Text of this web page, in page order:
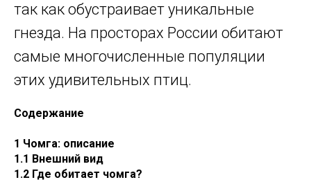
так как обустраивает уникальные
гнезда. На просторах России обитают
самые многочисленные популяции
этих удивительных птиц.
Содержание
1 Чомга: описание
1.1 Внешний вид
1.2 Где обитает чомга?